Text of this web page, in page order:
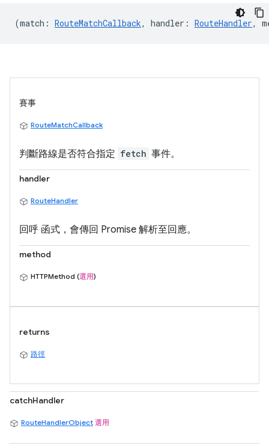
(match : RouteMatchCallback, handler : RouteHandler,
賽事
RouteMatchCallback
判斷路線是否符合指定 fetch 事件。
handler
RouteHandler
回呼 函式，會傳回 Promise 解析至回應。
method
HTTPMethod (選用)
returns
路徑
catchHandler
RouteHandlerObject 選用